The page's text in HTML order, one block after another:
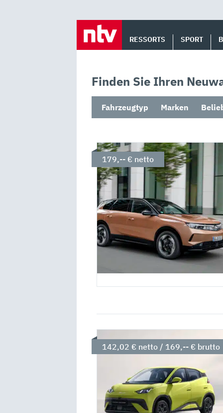
RESSORTS SPORT
Finden Sie Ihren
Fahrzeugtyp Marken
179,-- € netto
142,02 € netto / 169,-- € brutto